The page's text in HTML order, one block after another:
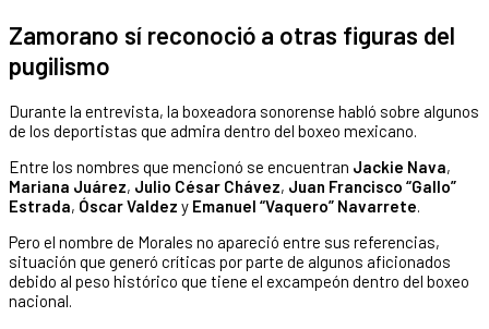
Zamorano sí reconoció a otras figuras del
pugilismo
Durante la entrevista, la boxeadora sonorense habló sobre algunos
de los deportistas que admira dentro del boxeo mexicano.
Entre los nombres que mencionó se encuentran Jackie Nava,
Mariana Juárez, Julio César Chávez, Juan Francisco “Gallo”
Estrada, Óscar Valdez y Emanuel “Vaquero” Navarrete
Pero el nombre de Morales no apareció entre sus referencias,
situación que generó críticas por parte de algunos aficionados
debido al peso histórico que tiene el excampeón dentro del boxeo
nacional.